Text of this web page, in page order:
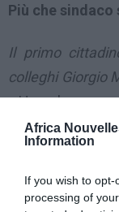
Africa
Information
If you wish to
processing of
Più che
Il primo
colleghi Giorgio
« Ho solo
assunto
dichiarazioni.